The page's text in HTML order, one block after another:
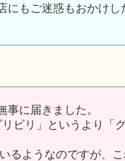
にもご迷惑もおかけ
事に届きました。
ビリ」というより「
るようなのですが、